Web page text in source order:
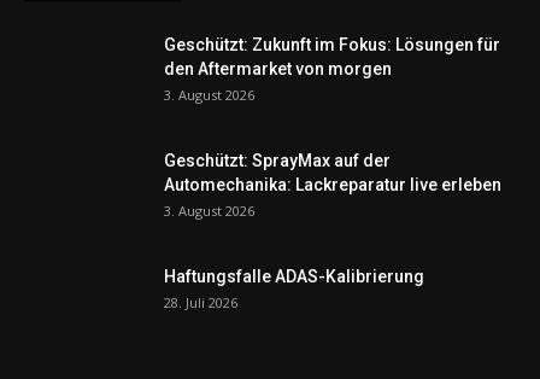
Geschützt: Zukunft im Fokus: Lösungen für
den Aftermarket von morgen
3. August 2026
Geschützt: SprayMax auf der
Automechanika: Lackreparatur live erleben
3. August 2026
Haftungsfalle ADAS-Kalibrierung
28. Juli 2026